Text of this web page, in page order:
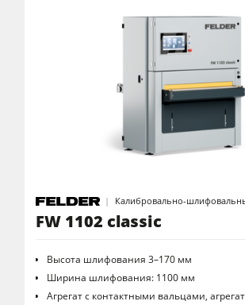
Калибровально-
FW 1102 classic
Высота шлифования 3–170 мм
Ширина шлифования: 1100 мм
Агрегат с контактными вальцами,